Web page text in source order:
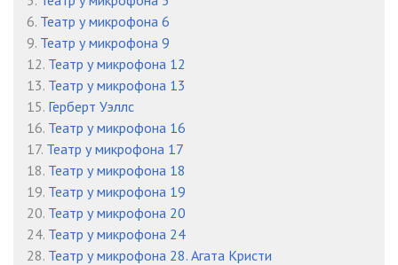
A01
A01_creators
АГАТА КРИСТИ/Agata2
A02
АГАТА КРИСТИ/Agata4
A04
A04_creators
АГАТА КРИСТИ/Agata5
A05_1
6. Театр у микрофона 6
9. Театр у микрофона 9
12. Театр у микрофона 12
13. Театр у микрофона 13
15. Герберт Уэллс
16. Театр у микрофона 16
17. Театр у микрофона 17
18. Театр у микрофона 18
19. Театр у микрофона 19
20. Театр у микрофона 20
24. Театр у микрофона 24
28. Театр у микрофона 28. Агата Кристи